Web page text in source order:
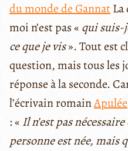
du monde de Gannat
moi n’est pas « qui suis-
ce que je vis». Tout est
question, mais tous les
réponse à la seconde.
l’écrivain romainApulée
: « Il n’est pas
personne est née, mais